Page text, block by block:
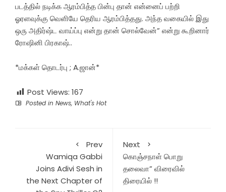
படத்தில் நடிக்க ஆரம்பித்த பின்பு தான் என்னைப் பற்றி
ஓரளவுக்கு வெளியே தெரிய ஆரம்பித்தது. அந்த வகையில் இது
ஒரு அதிர்ஷ்ட வாய்ப்பு என்று தான் சொல்வேன்” என்று கூறினார்
ரோஷினி பிரகாஷ்..
*மக்கள் தொடர்பு ; A.ஜான்*
Post Views: 167
Posted in News, What's Hot
Prev
Wamiqa Gabbi
Joins Adivi Sesh in
the Next Chapter of
Next
கொஞ்சநாள் பொறு
தலைவா” விரைவில்
திரையில் !!